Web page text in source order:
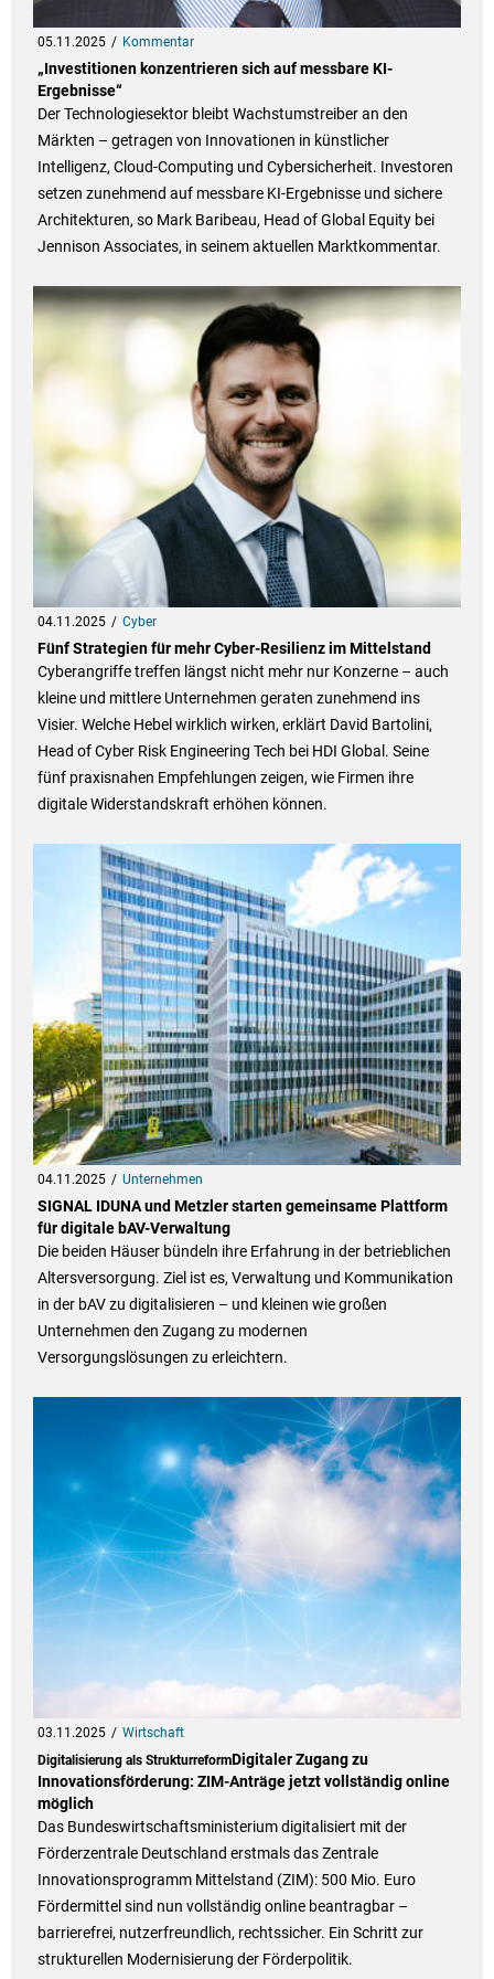
05.11.2025 Kommentar
„Investitionen konzentrieren sich auf messbare KI-
Ergebnisse“
Der Technologiesektor bleibt Wachstumstreiber an den
Märkten – getragen von Innovationen in künstlicher
Intelligenz, Cloud-Computing und Cybersicherheit. Investoren
setzen zunehmend auf messbare KI-Ergebnisse und sichere
Architekturen, so Mark Baribeau, Head of Global Equity bei
Jennison Associates, in seinem aktuellen Marktkommentar.
04.11.2025 Cyber
Fünf Strategien für mehr Cyber-Resilienz im Mittelstand
Cyberangriffe treffen längst nicht mehr nur Konzerne – auch
kleine und mittlere Unternehmen geraten zunehmend ins
Visier. Welche Hebel wirklich wirken, erklärt David Bartolini,
Head of Cyber Risk Engineering Tech bei HDI Global. Seine
fünf praxisnahen Empfehlungen zeigen, wie Firmen ihre
digitale Widerstandskraft erhöhen können.
04.11.2025 Unternehmen
SIGNAL IDUNA und Metzler starten gemeinsame Plattform
für digitale bAV-Verwaltung
Die beiden Häuser bündeln ihre Erfahrung in der betrieblichen
Altersversorgung. Ziel ist es, Verwaltung und Kommunikation
in der bAV zu digitalisieren – und kleinen wie großen
Unternehmen den Zugang zu modernen
Versorgungslösungen zu erleichtern.
03.11.2025
Wirtschaft
Digitalisierung als StrukturreformDigitaler Zugang zu
Innovationsförderung: ZIM-Anträge jetzt vollständig online
möglich
Das Bundeswirtschaftsministerium digitalisiert mit der
Förderzentrale Deutschland erstmals das Zentrale
Innovationsprogramm Mittelstand (ZIM): 500 Mio. Euro
Fördermittel sind nun vollständig online beantragbar –
barrierefrei, nutzerfreundlich, rechtssicher. Ein Schritt zur
strukturellen Modernisierung der Förderpolitik.